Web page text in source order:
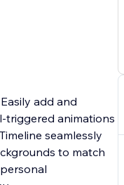
add and
triggered animations
seamlessly
to match